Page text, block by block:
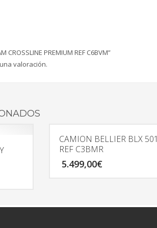
PREMIUM REF C6BVM”
valoración.
CAMION BELLIER BLX 501
REF C3BMR
5.499,00€